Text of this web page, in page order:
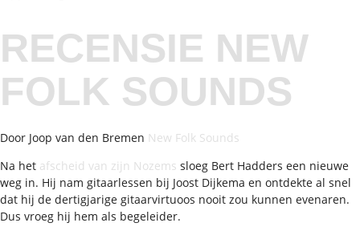
RECENSIE NEW
FOLK SOUNDS
Door Joop van den Bremen New Folk Sounds
Na het afscheid van zijn Nozems sloeg Bert Hadders een nieuwe
weg in. Hij nam gitaarlessen bij Joost Dijkema en ontdekte al snel
dat hij de dertigjarige gitaarvirtuoos nooit zou kunnen evenaren.
Dus vroeg hij hem als begeleider.